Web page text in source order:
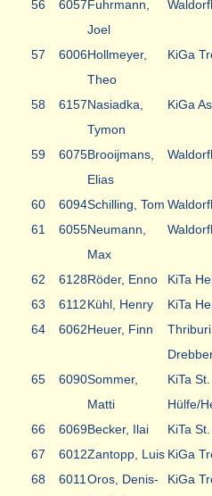
56 6057Fuhrmann,
Joel
57 6006Hollmeyer,
Theo
KiGa
58 6157Nasiadka,
Tymon
KiGa
59 6075Brooijmans,
Elias
60 6094Schilling, Tom
61
6055Neumann,
Max
62 6128Röder, Enno KiTa
63
6112Kühl, Henry KiTa
64
6062Heuer, Finn
65 6090Sommer,
Matti
KiTa St.
Hülfe/
66 6069Becker, Ilai KiTa
67
6012Zantopp, Luis KiGa
68
6011 Oros, Denis-
KiGa